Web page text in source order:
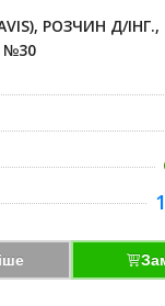
РОЗЧИН Д/
№30